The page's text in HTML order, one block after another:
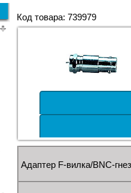
Код товара: 739979
Адаптер F-вилка/BNC-